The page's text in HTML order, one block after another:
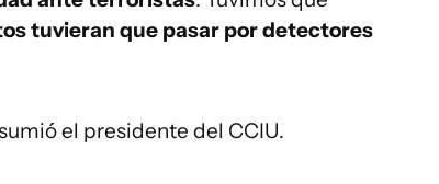
tuvieran que pasar por detectores
el presidente del CCIU.